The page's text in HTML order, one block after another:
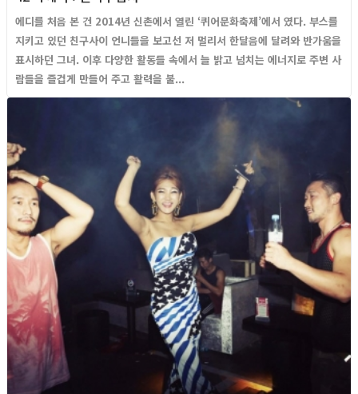
에디를 처음 본 건 2014년 신촌에서 열린 ‘퀴어문화축제’에서 였다. 부스를
지키고 있던 친구사이 언니들을 보고선 저 멀리서 한달음에 달려와 반가움을
표시하던 그녀. 이후 다양한 활동들 속에서 늘 밝고 넘치는 에너지로 주변 사
람들을 즐겁게 만들어 주고 활력을 불...